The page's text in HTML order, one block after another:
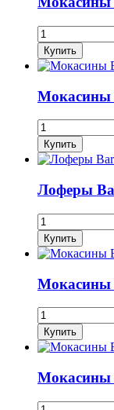
Мокасины
Лоферы
Мокасины
Мокасины